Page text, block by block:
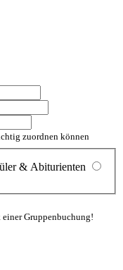
zuordnen können
& Abiturienten
Gruppenbuchung!